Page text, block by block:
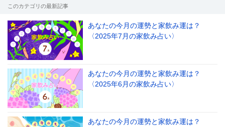
このカテゴリの最新記事
あなたの今月の運勢と家飲み運は？
〈2025年7月の家飲み占い〉
あなたの今月の運勢と家飲み運は？
〈2025年6月の家飲み占い〉
あなたの今月の運勢と家飲み運は？